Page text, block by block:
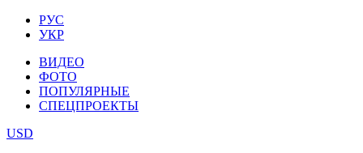
РУС
УКР
ВИДЕО
ФОТО
ПОПУЛЯРНЫЕ
СПЕЦПРОЕКТЫ
USD